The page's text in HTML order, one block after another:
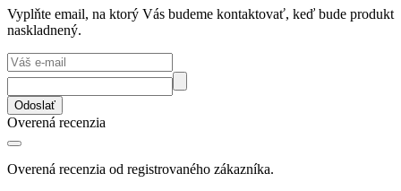
Vyplňte email, na ktorý Vás budeme kontaktovať, keď bude produkt
naskladnený.
Odoslať
Overená recenzia
Overená recenzia od registrovaného zákazníka.